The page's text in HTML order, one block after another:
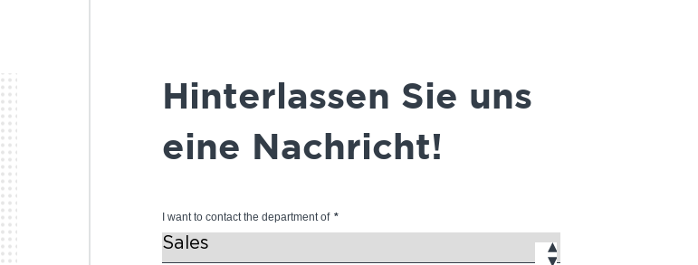
Hinterlassen Sie uns
eine Nachricht!
I want to contact the department of *